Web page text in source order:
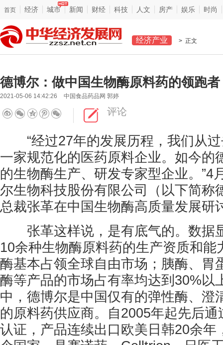
首页 经济 城市 新闻 财经 科技 人文 房产 娱乐 时尚
经济产业 > 正文
德博尔：做中国生物酶原料药的领跑者
2021-05-06 14:42:26 中国食品药品网 郭婷
评论
“经过27年的发展历程，我们从过
一家规范化的医药原料企业。如今的
的生物酶生产、研发专家型企业。”4
尔生物科技股份有限公司（以下简称
总裁张革在中国生物酶高质量发展研
张革这样说，是有底气的。数据
10余种生物酶原料药的生产资质和能
酶基本占领全球自由市场；胰酶、胃
酶等产品的市场占有率均达到30%以
中，德博尔是中国仅有的弹性酶、澄
的原料药供应商。自2005年起先后
认证，产品连续出口欧美日韩20余年